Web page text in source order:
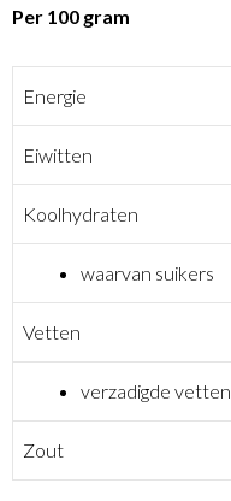
Per 100 gram
Energie
Eiwitten
Koolhydraten
waarvan suikers
Vetten
verzadigde vetten
Zout